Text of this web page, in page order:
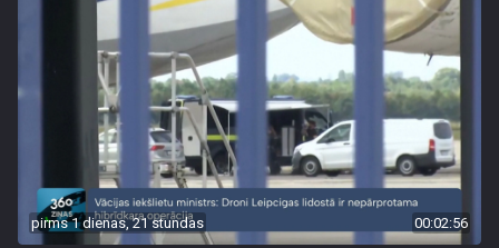
pirms 1 dienas, 21 stundas 00:02:56